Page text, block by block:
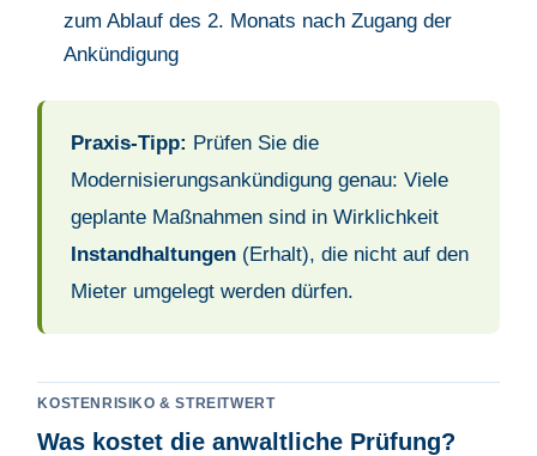
zum Ablauf des 2. Monats nach Zugang der
Ankündigung
Praxis-Tipp: Prüfen Sie die
Modernisierungsankündigung genau: Viele
geplante Maßnahmen sind in Wirklichkeit
Instandhaltungen (Erhalt), die nicht auf den
Mieter umgelegt werden dürfen.
KOSTENRISIKO & STREITWERT
Was kostet die anwaltliche Prüfung?